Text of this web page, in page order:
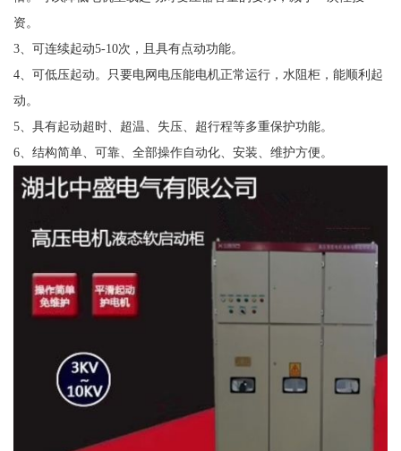
资。
3、可连续起动5-10次，且具有点动功能。
4、可低压起动。只要电网电压能电机正常运行，水阻柜，能顺利起
动。
5、具有起动超时、超温、失压、超行程等多重保护功能。
6、结构简单、可靠、全部操作自动化、安装、维护方便。